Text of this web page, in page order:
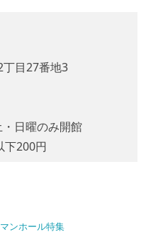
目27番地3
日曜のみ開館
下200円
ンホール特集